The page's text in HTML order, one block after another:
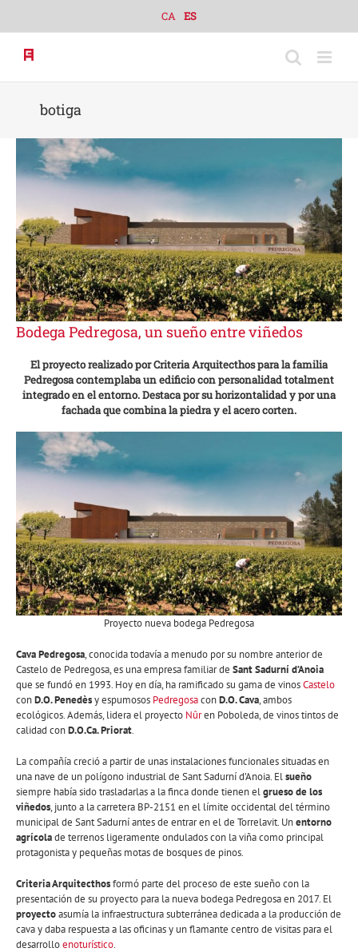
content
CA ES
botiga
Bodega Pedregosa, un sueño entre viñedos
El proyecto realizado por Criteria Arquitecthos para la familia
Pedregosa contemplaba un edificio con personalidad totalment
integrado en el entorno. Destaca por su horizontalidad y por una
fachada que combina la piedra y el acero corten.
Proyecto nueva bodega Pedregosa
Cava Pedregosa, conocida todavía a menudo por su nombre anterior de
Castelo de Pedregosa, es una empresa familiar de Sant Sadurní d’Anoia
que se fundó en 1993. Hoy en día, ha ramificado su gama de vinosCastelo
conD.O. Penedèsy espumosos PedregosaconD.O. Cava, ambos
ecológicos. Además, lidera el proyecto Nûren Poboleda, de vinos tintos de
calidad conD.O.Ca. Priorat.
La compañía creció a partir de unas instalaciones funcionales situadas en
una nave de un polígono industrial de Sant Sadurní d’Anoia. Elsueño
siempre había sido trasladarlas a la finca donde tienen elgrueso de los
viñedos, junto a la carretera BP-2151 en el límite occidental del término
municipal de Sant Sadurní antes de entrar en el de Torrelavit. Unentorno
agrícolade terrenos ligeramente ondulados con la viña como principal
protagonista y pequeñas motas de bosques de pinos.
Criteria Arquitecthosformó parte del proceso de este sueño con la
presentación de su proyecto para la nueva bodega Pedregosa en 2017. El
proyectoasumía la infraestructura subterránea dedicada a la producción de
cava y daba respuesta a las oficinas y un flamante centro de visitas para el
desarrolloenoturístico.